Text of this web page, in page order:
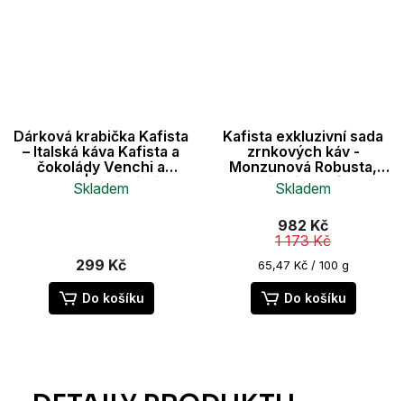
Dárková krabička Kafista
– Italská káva Kafista a
čokolády Venchi a
Gustone | Ideální dárek
pro milovníky kávy
Skladem
299 Kč
Do košíku
Kafista exkluzivní sada
zrnkových káv -
Monzunová Robusta,
Brazílská Arabica &
Seven Wonders Směs -
hodnocení
produktu
je
5,0
z
5
Skladem
982 Kč
1 173 Kč
Měrná
cena:
65,47 Kč / 100 g
Do košíku